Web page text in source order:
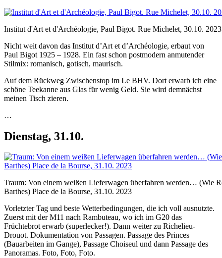
Institut d'Art et d'Archéologie, Paul Bigot. Rue Michelet, 30.10. 2023
Nicht weit davon das Institut d’Art et d’Archéologie, erbaut von
Paul Bigot 1925 – 1928. Ein fast schon postmodern anmutender
Stilmix: romanisch, gotisch, maurisch.
Auf dem Rückweg Zwischenstop im Le BHV. Dort erwarb ich eine
schöne Teekanne aus Glas für wenig Geld. Sie wird demnächst
meinen Tisch zieren.
…
Dienstag, 31.10.
Traum: Von einem weißen Lieferwagen überfahren werden… (Wie
Barthes) Place de la Bourse, 31.10. 2023
Vorletzter Tag und beste Wetterbedingungen, die ich voll ausnutzte.
Zuerst mit der M11 nach Rambuteau, wo ich im G20 das
Früchtebrot erwarb (superlecker!). Dann weiter zu Richelieu-
Drouot. Dokumentation von Passagen. Passage des Princes
(Bauarbeiten im Gange), Passage Choiseul und dann Passage des
Panoramas. Foto, Foto, Foto.